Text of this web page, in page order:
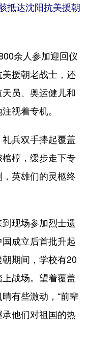
抵达沈阳抗美援朝
余人参加迎回仪
援朝老战士，还
员、奥运健儿和
视着专机。
兵双手捧起覆盖
椁，缓步走下专
英雄们的灵柩终
现场参加烈士遗
成立后首批升起
期间，学校有20
战场。望着覆盖
有些激动，“前辈
他们对祖国的热